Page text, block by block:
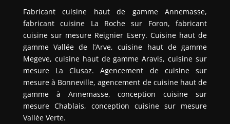
Fabricant cuisine haut de gamme Annemasse,
fabricant cuisine La Roche sur Foron, fabricant
cuisine sur mesure Reignier Esery. Cuisine haut de
gamme Vallée de l’Arve, cuisine haut de gamme
Megeve, cuisine haut de gamme Aravis, cuisine sur
mesure La Clusaz. Agencement de cuisine sur
mesure à Bonneville, agencement de cuisine haut de
gamme à Annemasse, conception cuisine sur
mesure Chablais, conception cuisine sur mesure
Vallée Verte.